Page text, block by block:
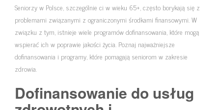
Seniorzy w Polsce, szczególnie ci w wieku 65+, często borykają się z
problemami związanymi z ograniczonymi środkami finansowymi. W
związku z tym, istnieje wiele programów dofinansowania, które mogą
wspierać ich w poprawie jakości życia. Poznaj najważniejsze
dofinansowania i programy, które pomagają seniorom w zakresie
zdrowia.
Dofinansowanie do usług